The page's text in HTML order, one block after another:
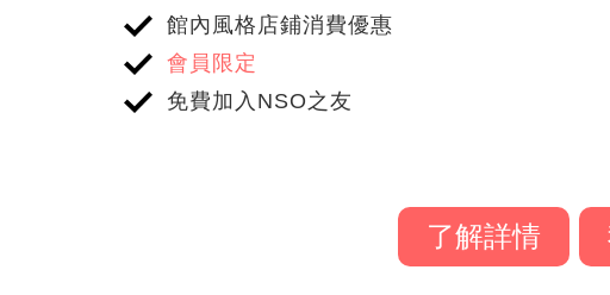
館內風格店鋪消費優惠
會員限定
免費加入NSO之友
了解詳情